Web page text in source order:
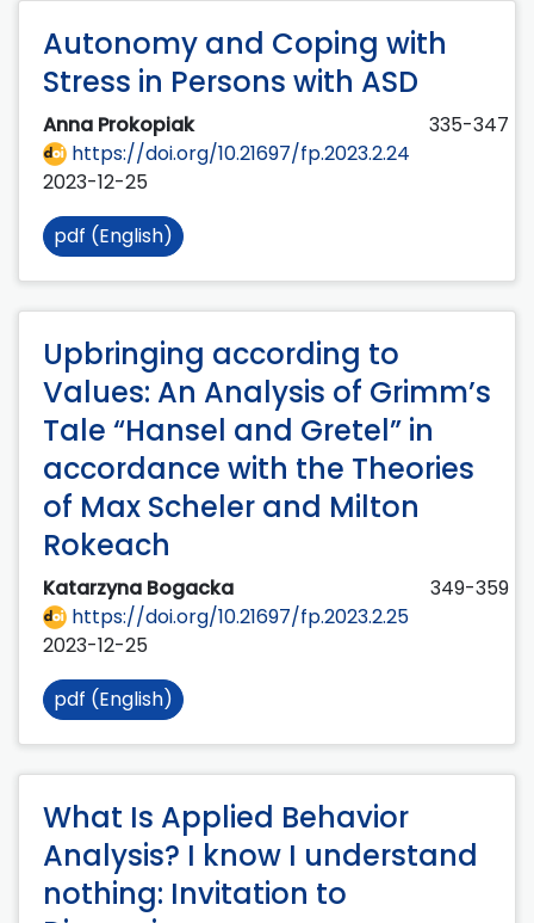
Autonomy and Coping with
Stress in Persons with ASD
Anna Prokopiak
335-347
https://doi.org/10.21697/fp.2023.2.24
2023-12-25
pdf (English)
Upbringing according to
Values: An Analysis of Grimm’s
Tale “Hansel and Gretel” in
accordance with the Theories
of Max Scheler and Milton
Rokeach
Katarzyna Bogacka
349-359
https://doi.org/10.21697/fp.2023.2.25
2023-12-25
pdf (English)
What Is Applied Behavior
Analysis? I know I understand
nothing: Invitation to